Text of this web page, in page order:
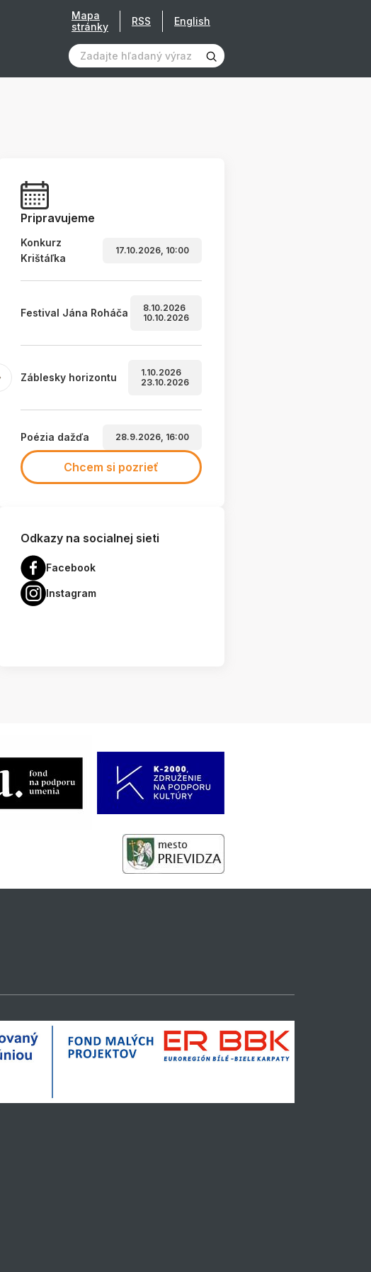
Mapa
stránky
RSS English
Pripravujeme
Konkurz
Krištáľka
17.10.2026, 10:00
Festival Jána Roháča
8.10.2026
10.10.2026
Záblesky horizontu
1.10.2026
23.10.2026
Poézia dažďa 28.9.2026, 16:00
Chcem si pozrieť
Odkazy na socialnej sieti
Facebook
Instagram